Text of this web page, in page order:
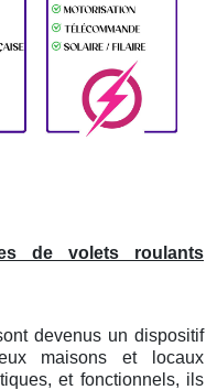
de volets roulants
devenus un dispositif
maisons et locaux
et fonctionnels, ils